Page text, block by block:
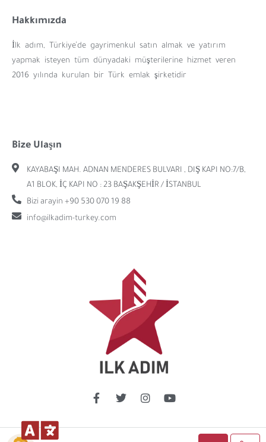
Hakkımızda
İlk adım, Türkiye’de gayrimenkul satın almak ve yatırım
yapmak isteyen tüm dünyadaki müşterilerine hizmet veren
2016 yılında kurulan bir Türk emlak şirketidir
Bize Ulaşın
KAYABAŞI MAH. ADNAN MENDERES BULVARI , DIŞ KAPI NO:7/B,
A1 BLOK, İÇ KAPI NO : 23 BAŞAKŞEHİR / İSTANBUL
Bizi arayin +90 530 070 19 88
info@ilkadim-turkey.com